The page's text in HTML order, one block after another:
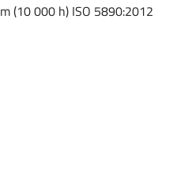
(10 000 h) ISO 5890:2012